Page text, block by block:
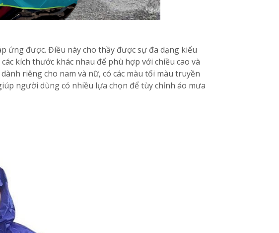
ứng được. Điều này cho thầy được sự đa dạng kiểu
kích thước khác nhau để phù hợp với chiều cao và
riêng cho nam và nữ, có các màu tối màu truyền
người dùng có nhiều lựa chọn để tùy chỉnh áo mưa